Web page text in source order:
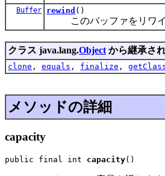
Buffer rewind ()
このバッファをリワイ
クラス java.lang.Object から継承さ
clone , equals , finalize ,
メソッドの詳細
capacity
public final int capacity()